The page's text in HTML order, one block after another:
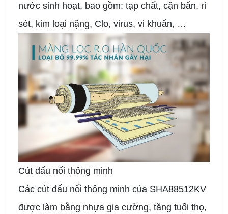
nước sinh hoạt, bao gồm: tạp chất, cặn bẩn, rỉ
sét, kim loại nặng, Clo, virus, vi khuẩn, …
Cút đấu nối thông minh
Các cút đấu nối thông minh của SHA88512KV
được làm bằng nhựa gia cường, tăng tuổi thọ,